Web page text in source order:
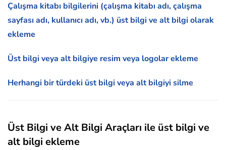
Çalışma kitabı bilgilerini (çalışma kitabı adı, çalışma
sayfası adı, kullanıcı adı, vb.) üst bilgi ve alt bilgi olarak
ekleme
Üst bilgi veya alt bilgiye resim veya logolar ekleme
Herhangi bir türdeki üst bilgi veya alt bilgiyi silme
Üst Bilgi ve Alt Bilgi Araçları ile üst bilgi ve
alt bilgi ekleme